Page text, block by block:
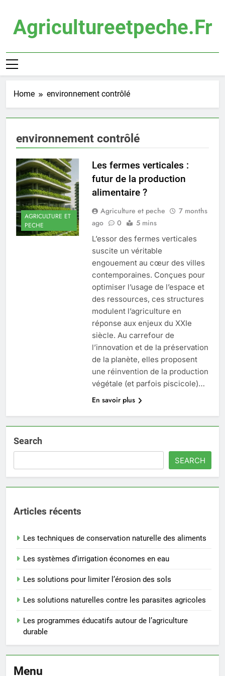
contentAgricultureetpeche.fr
Home environnement contrôlé
environnement contrôlé
AGRICULTURE ET
PECHE
Les fermes verticales :
futur de la production
alimentaire ?
Agriculture et peche
7 months
ago
0 5 mins
L’essor des fermes verticales
suscite un véritable
engouement au cœur des villes
contemporaines. Conçues pour
optimiser l’usage de l’espace et
des ressources, ces structures
modulent l’agriculture en
réponse aux enjeux du XXIe
siècle. Au carrefour de
l’innovation et de la préservation
de la planète, elles proposent
une réinvention de la production
végétale (et parfois piscicole)…
En savoir plus
Search
SEARCH
Articles récents
Les techniques de conservation naturelle des aliments
Les systèmes d’irrigation économes en eau
Les solutions pour limiter l’érosion des sols
Les solutions naturelles contre les parasites agricoles
Les programmes éducatifs autour de l’agriculture
durable
Menu